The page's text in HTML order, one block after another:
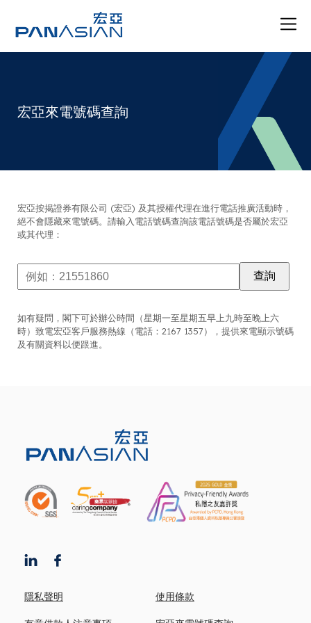
宏亞來電號碼查詢
宏亞按揭證券有限公司 (宏亞) 及其授權代理在進行電話推廣活動時，
絕不會隱藏來電號碼。請輸入電話號碼查詢該電話號碼是否屬於宏亞
或其代理：
查詢
如有疑問，閣下可於辦公時間（星期一至星期五早上九時至晚上六
時）致電宏亞客戶服務熱線（電話：2167 1357），提供來電顯示號碼
及有關資料以便跟進。
隱私聲明 使用條款